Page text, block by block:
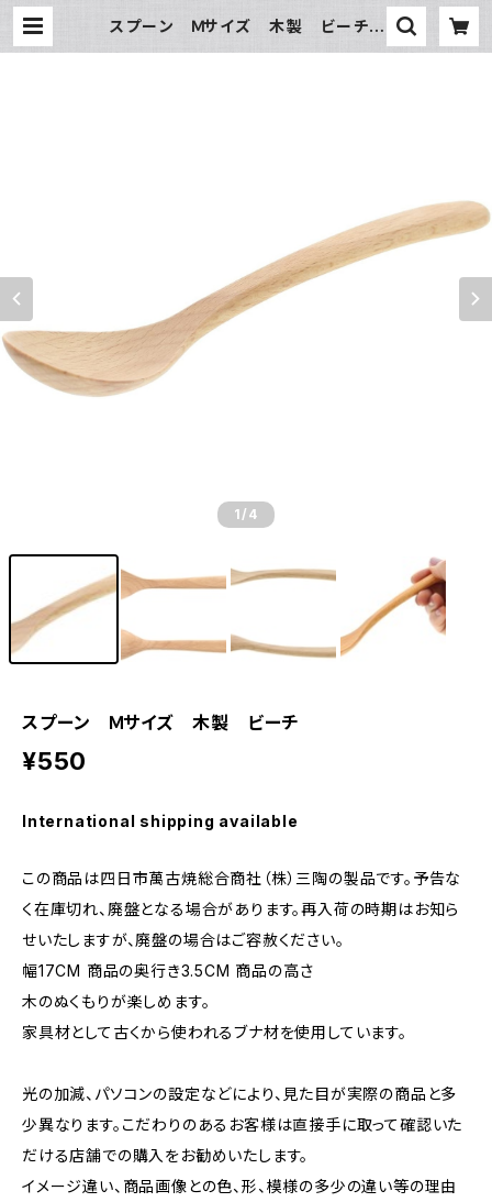
スプーン Ｍサイズ 木製 ビーチ |
1 /4
スプーン Ｍサイズ 木製 ビーチ
¥550
International shipping available
この商品は四日市萬古焼総合商社（株）三陶の製品です。予告な
く在庫切れ、廃盤となる場合があります。再入荷の時期はお知ら
せいたしますが、廃盤の場合はご容赦ください。
幅17CM 商品の奥行き3.5CM 商品の高さ
木のぬくもりが楽しめます。
家具材として古くから使われるブナ材を使用しています。
光の加減、パソコンの設定などにより、見た目が実際の商品と多
少異なります。こだわりのあるお客様は直接手に取って確認いた
だける店舗での購入をお勧めいたします。
イメージ違い、商品画像との色、形、模様の多少の違い等の理由